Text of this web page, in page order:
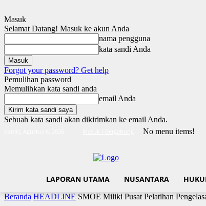
Masuk
Selamat Datang! Masuk ke akun Anda
nama pengguna
kata sandi Anda
Forgot your password? Get help
Pemulihan password
Memulihkan kata sandi anda
email Anda
Sebuah kata sandi akan dikirimkan ke email Anda.
No menu items!
LAPORAN UTAMA NUSANTARA
Beranda HEADLINE SMOE Miliki Pusat Pelatihan